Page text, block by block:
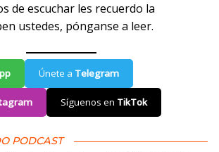
de escuchar les recuerdo la
ustedes, pónganse a leer.
Únete a Telegram
Síguenos en TikTok
PODCAST